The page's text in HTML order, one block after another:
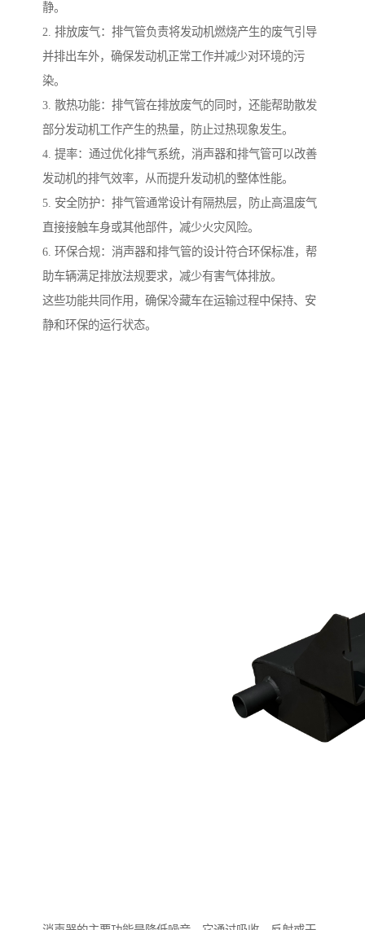
静。
2. 排放废气：排气管负责将发动机燃烧产生的废气引导
并排出车外，确保发动机正常工作并减少对环境的污
染。
3. 散热功能：排气管在排放废气的同时，还能帮助散发
部分发动机工作产生的热量，防止过热现象发生。
4. 提率：通过优化排气系统，消声器和排气管可以改善
发动机的排气效率，从而提升发动机的整体性能。
5. 安全防护：排气管通常设计有隔热层，防止高温废气
直接接触车身或其他部件，减少火灾风险。
6. 环保合规：消声器和排气管的设计符合环保标准，帮
助车辆满足排放法规要求，减少有害气体排放。
这些功能共同作用，确保冷藏车在运输过程中保持、安
静和环保的运行状态。